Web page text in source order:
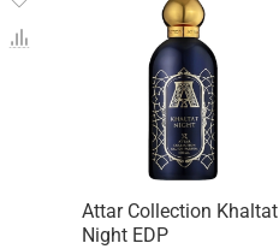
Attar Collection Khaltat
Night EDP